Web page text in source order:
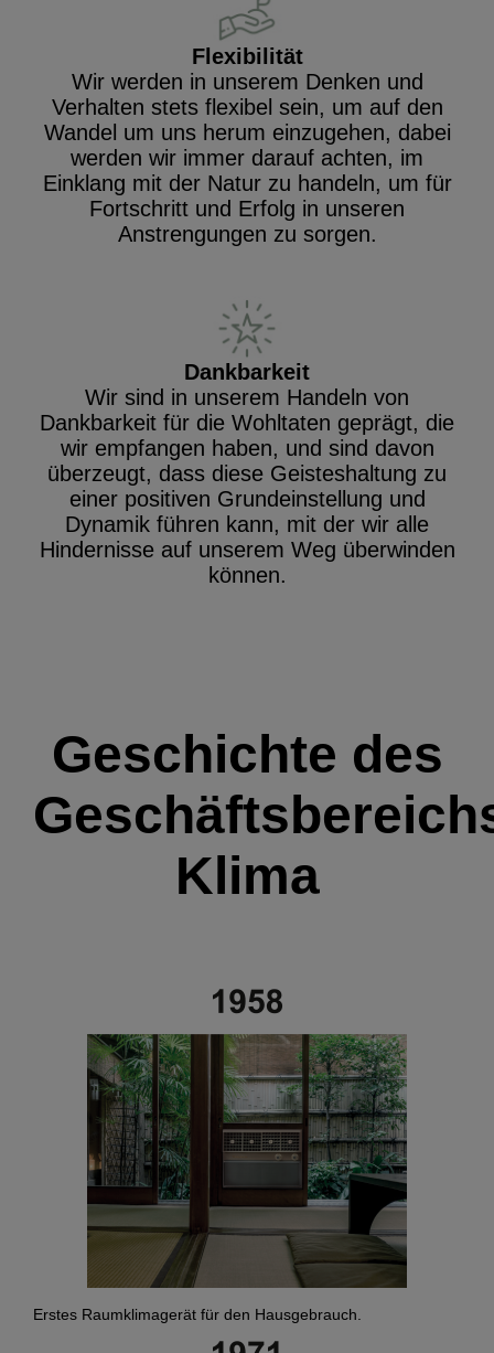
Flexibilität
Wir werden in unserem Denken und
Verhalten stets flexibel sein, um auf den
Wandel um uns herum einzugehen, dabei
werden wir immer darauf achten, im
Einklang mit der Natur zu handeln, um für
Fortschritt und Erfolg in unseren
Anstrengungen zu sorgen.
Dankbarkeit
Wir sind in unserem Handeln von
Dankbarkeit für die Wohltaten geprägt, die
wir empfangen haben, und sind davon
überzeugt, dass diese Geisteshaltung zu
einer positiven Grundeinstellung und
Dynamik führen kann, mit der wir alle
Hindernisse auf unserem Weg überwinden
können.
Geschichte des
Klima
Erstes Raumklimagerät für den Hausgebrauch.